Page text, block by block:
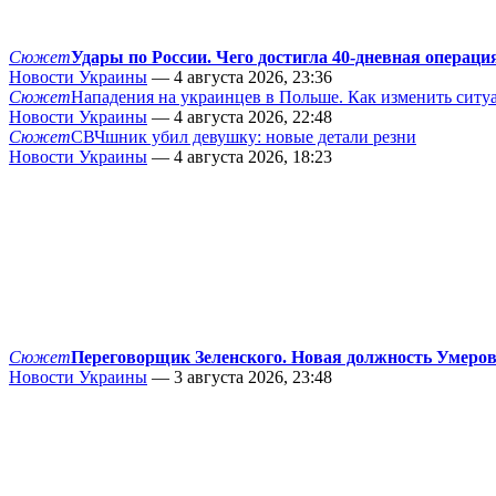
СюжетУдары по России. Чего достигла 40-дневная
Новости Украины — 4 августа 2026, 23:36
СюжетНападения на украинцев в Польше. Как изменить
Новости Украины — 4 августа 2026, 22:48
СюжетСВЧшник убил девушку: новые детали резни
Новости Украины — 4 августа 2026, 18:23
СюжетПереговорщик Зеленского. Новая должность
Новости Украины — 3 августа 2026, 23:48